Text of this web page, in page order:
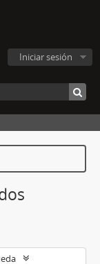
Iniciar sesión